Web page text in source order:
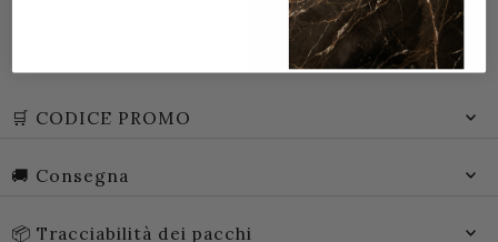
🛒 CODICE PROMO
🚚 Consegna
📦 Tracciabilità dei pacchi